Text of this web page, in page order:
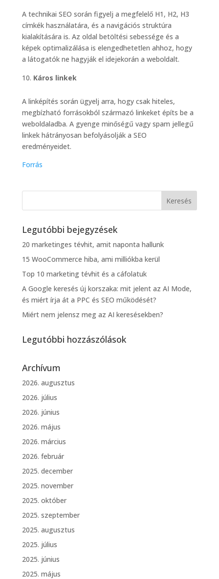
A technikai SEO során figyelj a megfelelő H1, H2, H3
címkék használatára, és a navigációs struktúra
kialakítására is. Az oldal betöltési sebessége és a
képek optimalizálása is elengedhetetlen ahhoz, hogy
a látogatók ne hagyják el idejekorán a weboldalt.
Káros linkek
A linképítés során ügyelj arra, hogy csak hiteles,
megbízható forrásokból származó linkeket építs be a
weboldaladba. A gyenge minőségű vagy spam jellegű
linkek hátrányosan befolyásolják a SEO
eredményeidet.
Forrás
Legutóbbi bejegyzések
20 marketinges tévhit, amit naponta hallunk
15 WooCommerce hiba, ami milliókba kerül
Top 10 marketing tévhit és a cáfolatuk
A Google keresés új korszaka: mit jelent az AI Mode,
és miért írja át a PPC és SEO működését?
Miért nem jelensz meg az AI keresésekben?
Legutóbbi hozzászólások
Archívum
2026. augusztus
2026. július
2026. június
2026. május
2026. március
2026. február
2025. december
2025. november
2025. október
2025. szeptember
2025. augusztus
2025. július
2025. június
2025. május